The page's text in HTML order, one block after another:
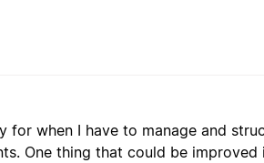
for when I have to manage and
One thing that could be improved